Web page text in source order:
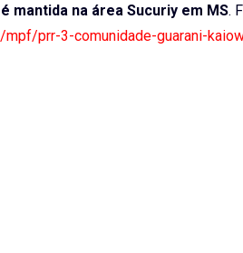
mantida na área Sucuriy em MS.
prr-3-comunidade-guarani-